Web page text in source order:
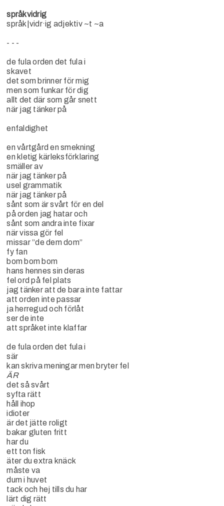
språkvidrig
språk|­vidr·­ig adjektiv ~t ~a
- - -
de fula orden det fula i
skavet
det som brinner för mig
men som funkar för dig
allt det där som går snett
när jag tänker på
enfaldighet
en vårtgård en smekning
en kletig kärleksförklaring
smäller av
när jag tänker på
usel grammatik
när jag tänker på
sånt som är svårt för en del
på orden jag hatar och
sånt som andra inte fixar
när vissa gör fel
missar ”de dem dom”
fy fan
bom bom bom
hans hennes sin deras
fel ord på fel plats
jag tänker att de bara inte fattar
att orden inte passar
ja herregud och förlåt
ser de inte
att språket inte klaffar
de fula orden det fula i
sär
kan skriva meningar men bryter fel
ÄR
det så svårt
syfta rätt
håll ihop
idioter
är det jätte roligt
bakar gluten fritt
har du
ett ton fisk
äter du extra knäck
måste va
dum i huvet
tack och hej tills du har
lärt dig rätt